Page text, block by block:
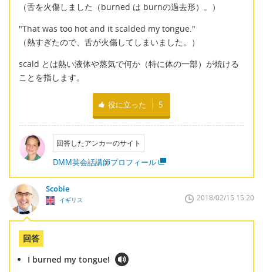
（舌を火傷しました（burned は burnの過去形）。）
"That was too hot and it scalded my tongue."
（熱すぎたので、舌が火傷してしまいました。）
scald とは熱い液体や蒸気で何か（特に体の一部）が焼ける
ことを指します。
役に立った 5
回答したアンカーのサイト
DMM英会話講師プロフィール
Scobie
イギリス 2018/02/15 15:20
回答
I burned my tongue!